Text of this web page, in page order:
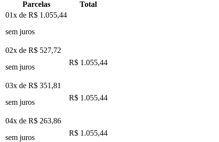
Parcelas
Total
01x de R$ 1.055,44
sem juros
02x de R$ 527,72
sem juros
R$ 1.055,44
03x de R$ 351,81
sem juros
R$ 1.055,44
04x de R$ 263,86
sem juros
R$ 1.055,44